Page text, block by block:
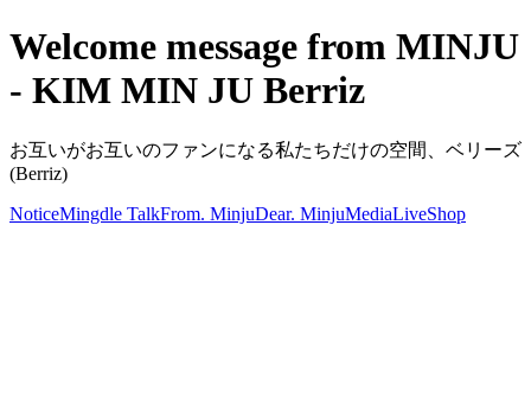
Welcome message from MINJU
- KIM MIN JU Berriz
お互いがお互いのファンになる私たちだけの空間、ベリーズ
(Berriz)
NoticeMingdle TalkFrom. MinjuDear. MinjuMediaLiveShop